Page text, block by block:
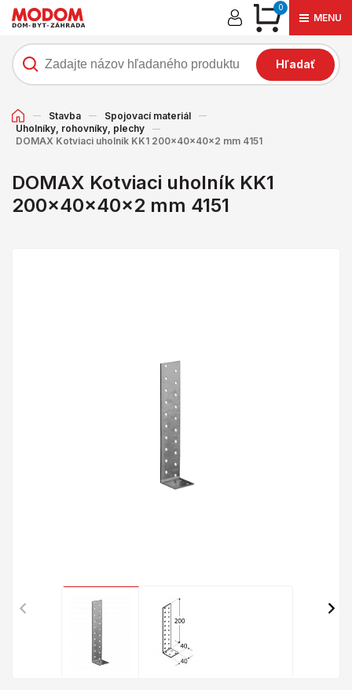
0
MENU
Hľadať
Stavba
Spojovací materiál
Uholníky, rohovníky, plechy
DOMAX Kotviaci uholník KK1 200x40x40x2 mm 4151
DOMAX Kotviaci uholník KK1
200x40x40x2 mm 4151